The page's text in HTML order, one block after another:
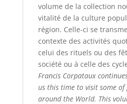
volume de la collection
vitalité de la culture
région. Celle-ci se
contexte des activités
celui des rituels ou des
société ou à celle des
Francis Corpataux
us this time to visit some
around the World. This